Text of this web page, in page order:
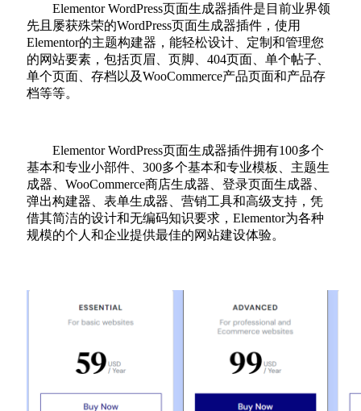
Elementor WordPress页面生成器插件是目前业界领
先且屡获殊荣的WordPress页面生成器插件，使用
Elementor的主题构建器，能轻松设计、定制和管理您
的网站要素，包括页眉、页脚、404页面、单个帖子、
单个页面、存档以及WooCommerce产品页面和产品存
档等等。
Elementor WordPress页面生成器插件拥有100多个
基本和专业小部件、300多个基本和专业模板、主题生
成器、WooCommerce商店生成器、登录页面生成器、
弹出构建器、表单生成器、营销工具和高级支持，凭
借其简洁的设计和无编码知识要求，Elementor为各种
规模的个人和企业提供最佳的网站建设体验。